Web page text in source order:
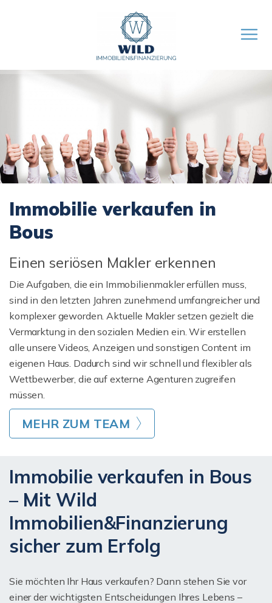
Immobilie verkaufen in
Bous
Einen seriösen Makler erkennen
Die Aufgaben, die ein Immobilienmakler erfüllen muss,
sind in den letzten Jahren zunehmend umfangreicher und
komplexer geworden. Aktuelle Makler setzen gezielt die
Vermarktung in den sozialen Medien ein. Wir erstellen
alle unsere Videos, Anzeigen und sonstigen Content im
eigenen Haus. Dadurch sind wir schnell und flexibler als
Wettbewerber, die auf externe Agenturen zugreifen
müssen.
MEHR ZUM TEAM
Immobilie verkaufen in Bous
– Mit Wild
Immobilien&Finanzierung
sicher zum Erfolg
Sie möchten Ihr Haus verkaufen? Dann stehen Sie vor
einer der wichtigsten Entscheidungen Ihres Lebens –